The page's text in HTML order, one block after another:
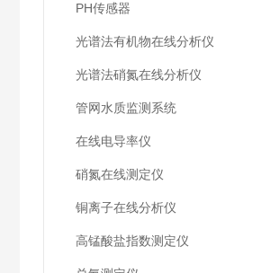
PH传感器
光谱法有机物在线分析仪
光谱法硝氮在线分析仪
管网水质监测系统
在线电导率仪
硝氮在线测定仪
铜离子在线分析仪
高锰酸盐指数测定仪